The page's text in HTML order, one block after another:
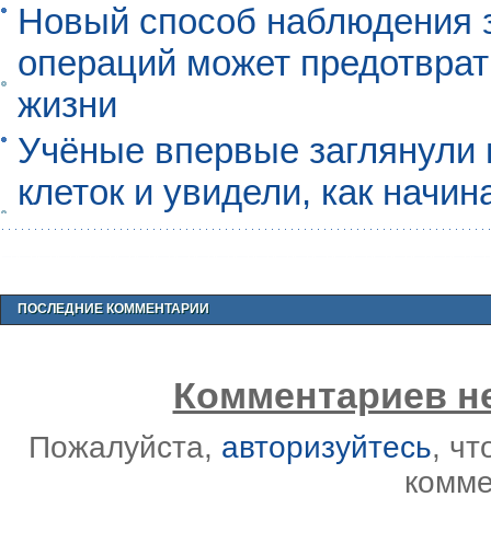
Новый способ наблюдения
операций может
жизни
Учёные впервые
клеток и увидели, как
ПОСЛЕДНИЕ КОММЕНТАРИИ
Комментариев
Пожалуйста, авторизуйтесь,